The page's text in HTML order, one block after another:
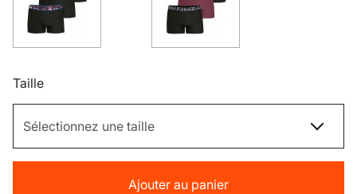
Taille
Ajouter au panier